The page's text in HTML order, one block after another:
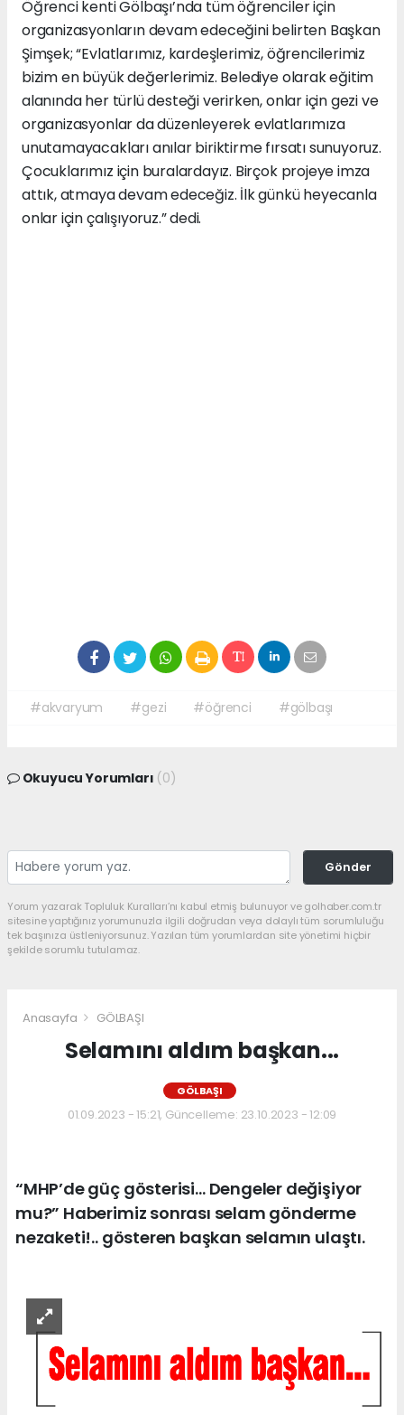
Öğrenci kenti Gölbaşı’nda tüm öğrenciler için
organizasyonların devam edeceğini belirten Başkan
Şimşek; “Evlatlarımız, kardeşlerimiz, öğrencilerimiz
bizim en büyük değerlerimiz. Belediye olarak eğitim
alanında her türlü desteği verirken, onlar için gezi ve
organizasyonlar da düzenleyerek evlatlarımıza
unutamayacakları anılar biriktirme fırsatı sunuyoruz.
Çocuklarımız için buralardayız. Birçok projeye imza
attık, atmaya devam edeceğiz. İlk günkü heyecanla
onlar için çalışıyoruz.” dedi.
#akvaryum #gezi #öğrenci #gölbaşı
Okuyucu Yorumları (0)
Gönder
Yorum yazarak Topluluk Kuralları’nı kabul etmiş bulunuyor ve golhaber.com.tr
sitesine yaptığınız yorumunuzla ilgili doğrudan veya dolaylı tüm sorumluluğu
tek başınıza üstleniyorsunuz. Yazılan tüm yorumlardan site yönetimi hiçbir
şekilde sorumlu tutulamaz.
Anasayfa GÖLBAŞI
Selamını aldım başkan...
GÖLBAŞI
01.09.2023 - 15:21, Güncelleme: 23.10.2023 - 12:09
“MHP’de güç gösterisi… Dengeler değişiyor
mu?” Haberimiz sonrası selam gönderme
nezaketi!.. gösteren başkan selamın ulaştı.